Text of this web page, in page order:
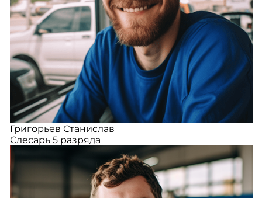
Григорьев Станислав
Слесарь 5 разряда